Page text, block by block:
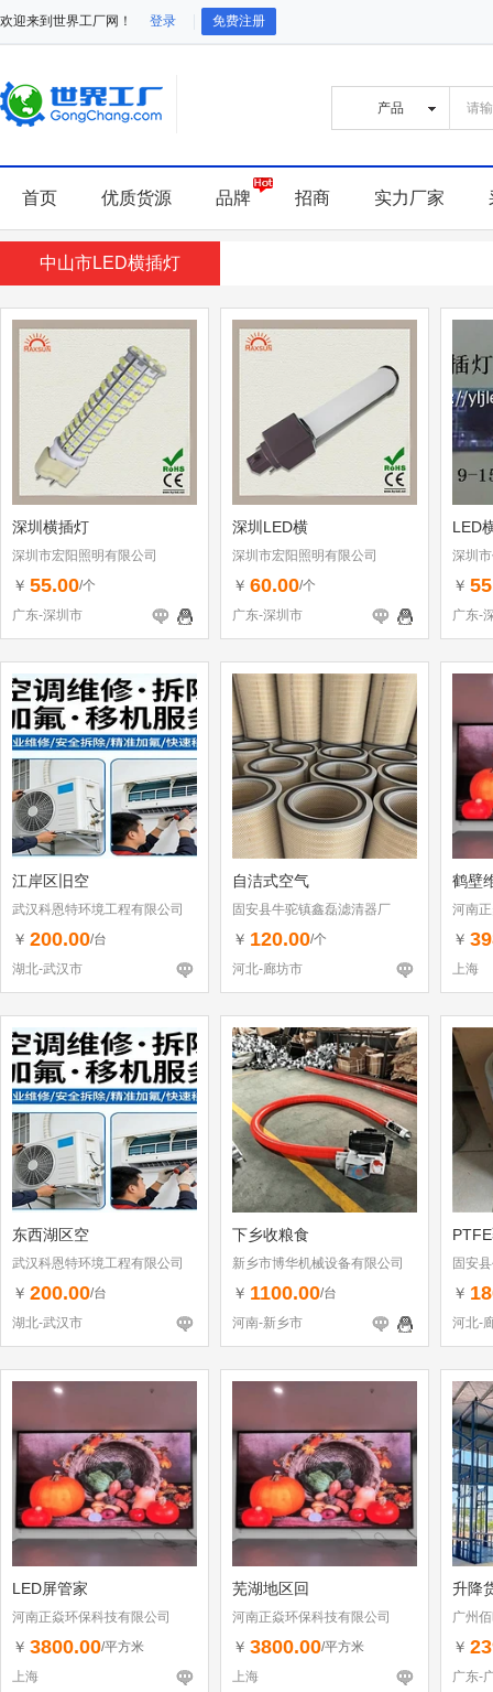
欢迎来到世界工厂网！ 登录 免费注册
首页 优质货源 品牌 招商 实力厂家
中山市LED横插灯
深圳横插灯
深圳市宏阳照明有限公司
￥ 55.00/个
广东-深圳市
深圳LED横
深圳市宏阳照明有限公司
￥ 60.00/个
广东-深圳市
LED
深圳
￥
广东-
江岸区旧空
武汉科恩特环境工程有限公司
￥ 200.00/台
湖北-武汉市
自洁式空气
固安县牛驼镇鑫磊滤清器厂
￥ 120.00/个
河北-廊坊市
鹤壁
河南
￥
上海
东西湖区空
武汉科恩特环境工程有限公司
￥ 200.00/台
湖北-武汉市
下乡收粮食
新乡市博华机械设备有限公司
￥ 1100.00/台
河南-新乡市
固安
￥
河北-
LED屏管家
河南正焱环保科技有限公司
￥ 3800.00/平方米
上海
芜湖地区回
河南正焱环保科技有限公司
￥ 3800.00/平方米
上海
升降
广州
￥
广东-